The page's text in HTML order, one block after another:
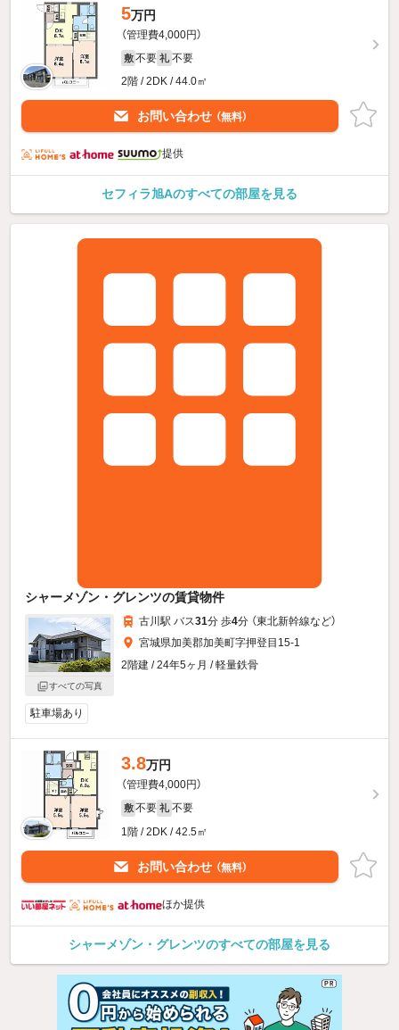
5万円
（管理費4,000円）
敷 不要 礼 不要
2階 / 2DK / 44.0㎡
お問い合わせ （無料）
提供
セフィラ旭Aのすべての部屋を見る
シャーメゾン・グレンツの賃貸物件
すべての写真
古川駅 バス31分 歩4分 （東北新幹線など）
宮城県加美郡加美町字押登目15-1
2階建 / 24年5ヶ月 / 軽量鉄骨
駐車場あり
3.8万円
（管理費4,000円）
敷 不要 礼 不要
1階 / 2DK / 42.5㎡
お問い合わせ （無料）
ほか提供
シャーメゾン・グレンツのすべての部屋を見る